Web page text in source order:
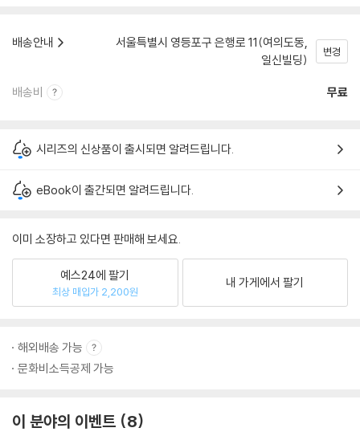
배송안내
서울특별시 영등포구 은행로 11(여의도동,
일신빌딩)
변경
배송비 무료
시리즈의 신상품이 출시되면 알려드립니다.
eBook이 출간되면 알려드립니다.
이미 소장하고 있다면 판매해 보세요.
예스24에 팔기
최상 매입가 2,200원
내 가게에서 팔기
해외배송 가능
문화비소득공제 가능
이 분야의 이벤트 8